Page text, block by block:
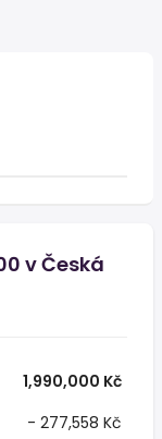
v Česká
1,990,000 Kč
- 277,558 Kč